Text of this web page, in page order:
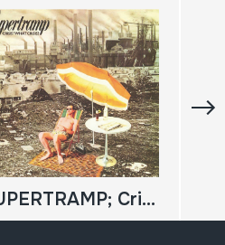
SUPERTRAMP; Crisis? What crisis?